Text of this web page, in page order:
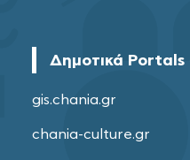
Δημοτικά Portals
gis.chania.gr
chania-culture.gr